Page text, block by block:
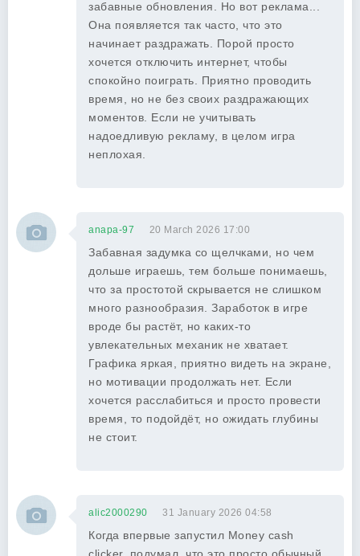
забавные обновления. Но вот реклама...
Она появляется так часто, что это
начинает раздражать. Порой просто
хочется отключить интернет, чтобы
спокойно поиграть. Приятно проводить
время, но не без своих раздражающих
моментов. Если не учитывать
надоедливую рекламу, в целом игра
неплохая.
anapa-97 20 March 2026 17:00
Забавная задумка со щелчками, но чем
дольше играешь, тем больше понимаешь,
что за простотой скрывается не слишком
много разнообразия. Заработок в игре
вроде бы растёт, но каких-то
увлекательных механик не хватает.
Графика яркая, приятно видеть на экране,
но мотивации продолжать нет. Если
хочется расслабиться и просто провести
время, то подойдёт, но ожидать глубины
не стоит.
alic2000290 31 January 2026 04:58
Когда впервые запустил Money cash